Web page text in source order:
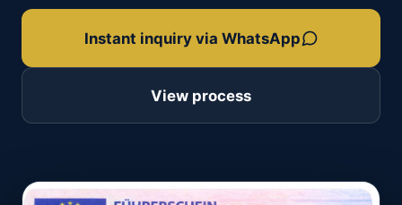
Instant inquiry via WhatsApp
View process